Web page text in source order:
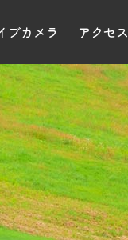
ブカメラ アクセス